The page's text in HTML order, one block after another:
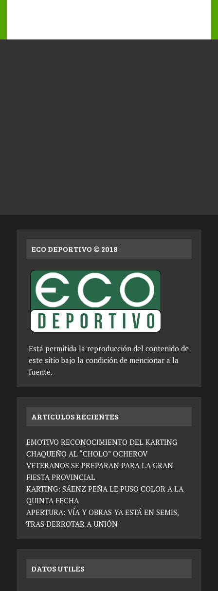
ECO DEPORTIVO © 2018
Está permitida la reproducción del contenido de
este sitio bajo la condición de mencionar a la
fuente.
ARTICULOS RECIENTES
EMOTIVO RECONOCIMIENTO DEL KARTING
CHAQUEÑO AL “CHOLO” OCHEROV
VETERANOS SE PREPARAN PARA LA GRAN
FIESTA PROVINCIAL
KARTING: SÁENZ PEÑA LE PUSO COLOR A LA
QUINTA FECHA
APERTURA: VÍA Y OBRAS YA ESTÁ EN SEMIS,
TRAS DERROTAR A UNIÓN
DATOS UTILES